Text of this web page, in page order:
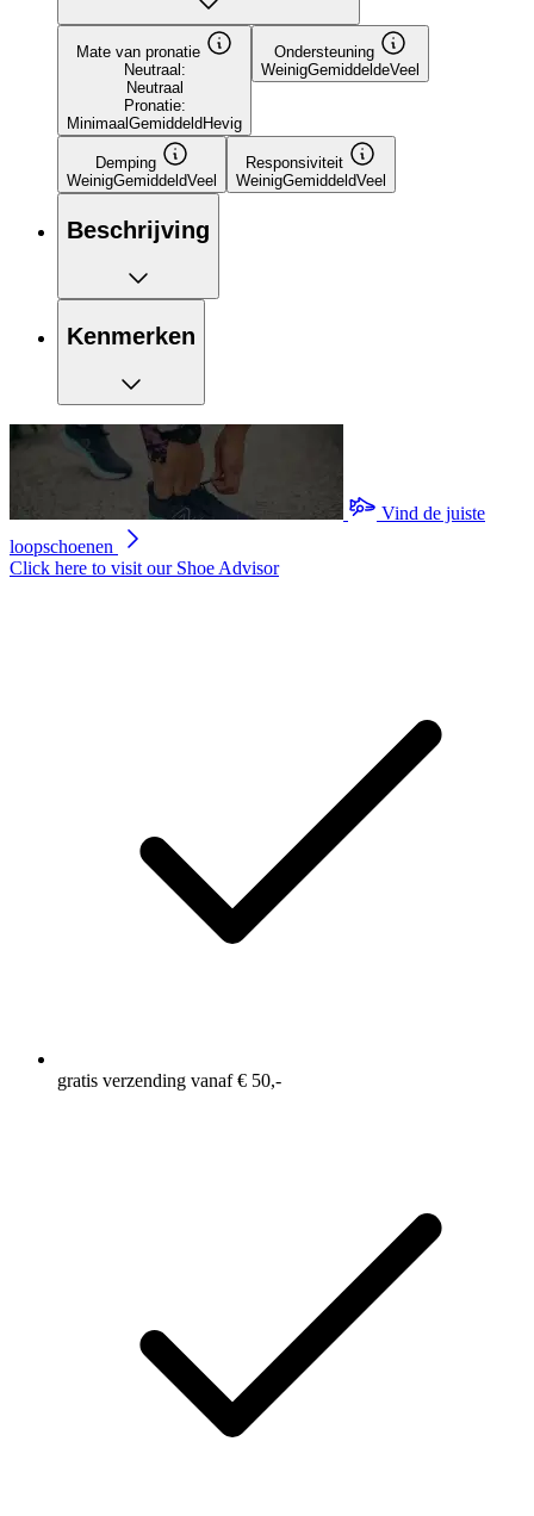
Mate van pronatie
Neutraal:
Neutraal
Pronatie:
Minimaal Gemiddeld Hevig
Ondersteuning
WeinigGemiddeldeVeel
Demping
WeinigGemiddeldVeel
Responsiviteit
WeinigGemiddeldVeel
Beschrijving
Kenmerken
Vind de juiste
loopschoenen
Click here to visit our Shoe Advisor
gratis verzending vanaf € 50,-